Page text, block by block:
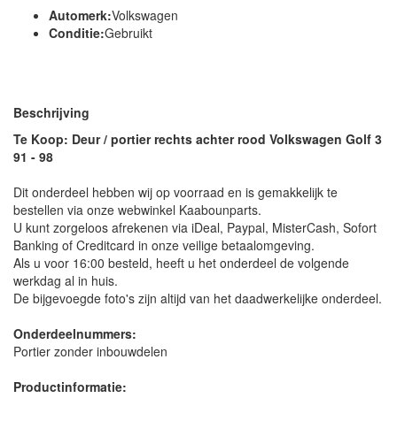
Automerk:Volkswagen
Conditie:Gebruikt
Beschrijving
Te Koop: Deur / portier rechts achter rood Volkswagen Golf 3
91 - 98
Dit onderdeel hebben wij op voorraad en is gemakkelijk te
bestellen via onze webwinkel Kaabounparts.
U kunt zorgeloos afrekenen via iDeal, Paypal, MisterCash, Sofort
Banking of Creditcard in onze veilige betaalomgeving.
Als u voor 16:00 besteld, heeft u het onderdeel de volgende
werkdag al in huis.
De bijgevoegde foto's zijn altijd van het daadwerkelijke onderdeel.
Onderdeelnummers:
Portier zonder inbouwdelen
Productinformatie: